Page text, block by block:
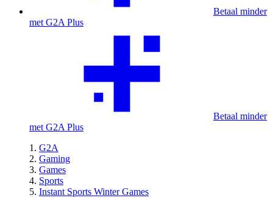
Betaal minder
met G2A Plus
Betaal minder
met G2A Plus
G2A
Gaming
Games
Sports
Instant Sports Winter Games